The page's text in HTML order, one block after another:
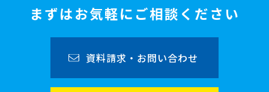
まずはお気軽にご相談ください
資料請求・お問い合わせ